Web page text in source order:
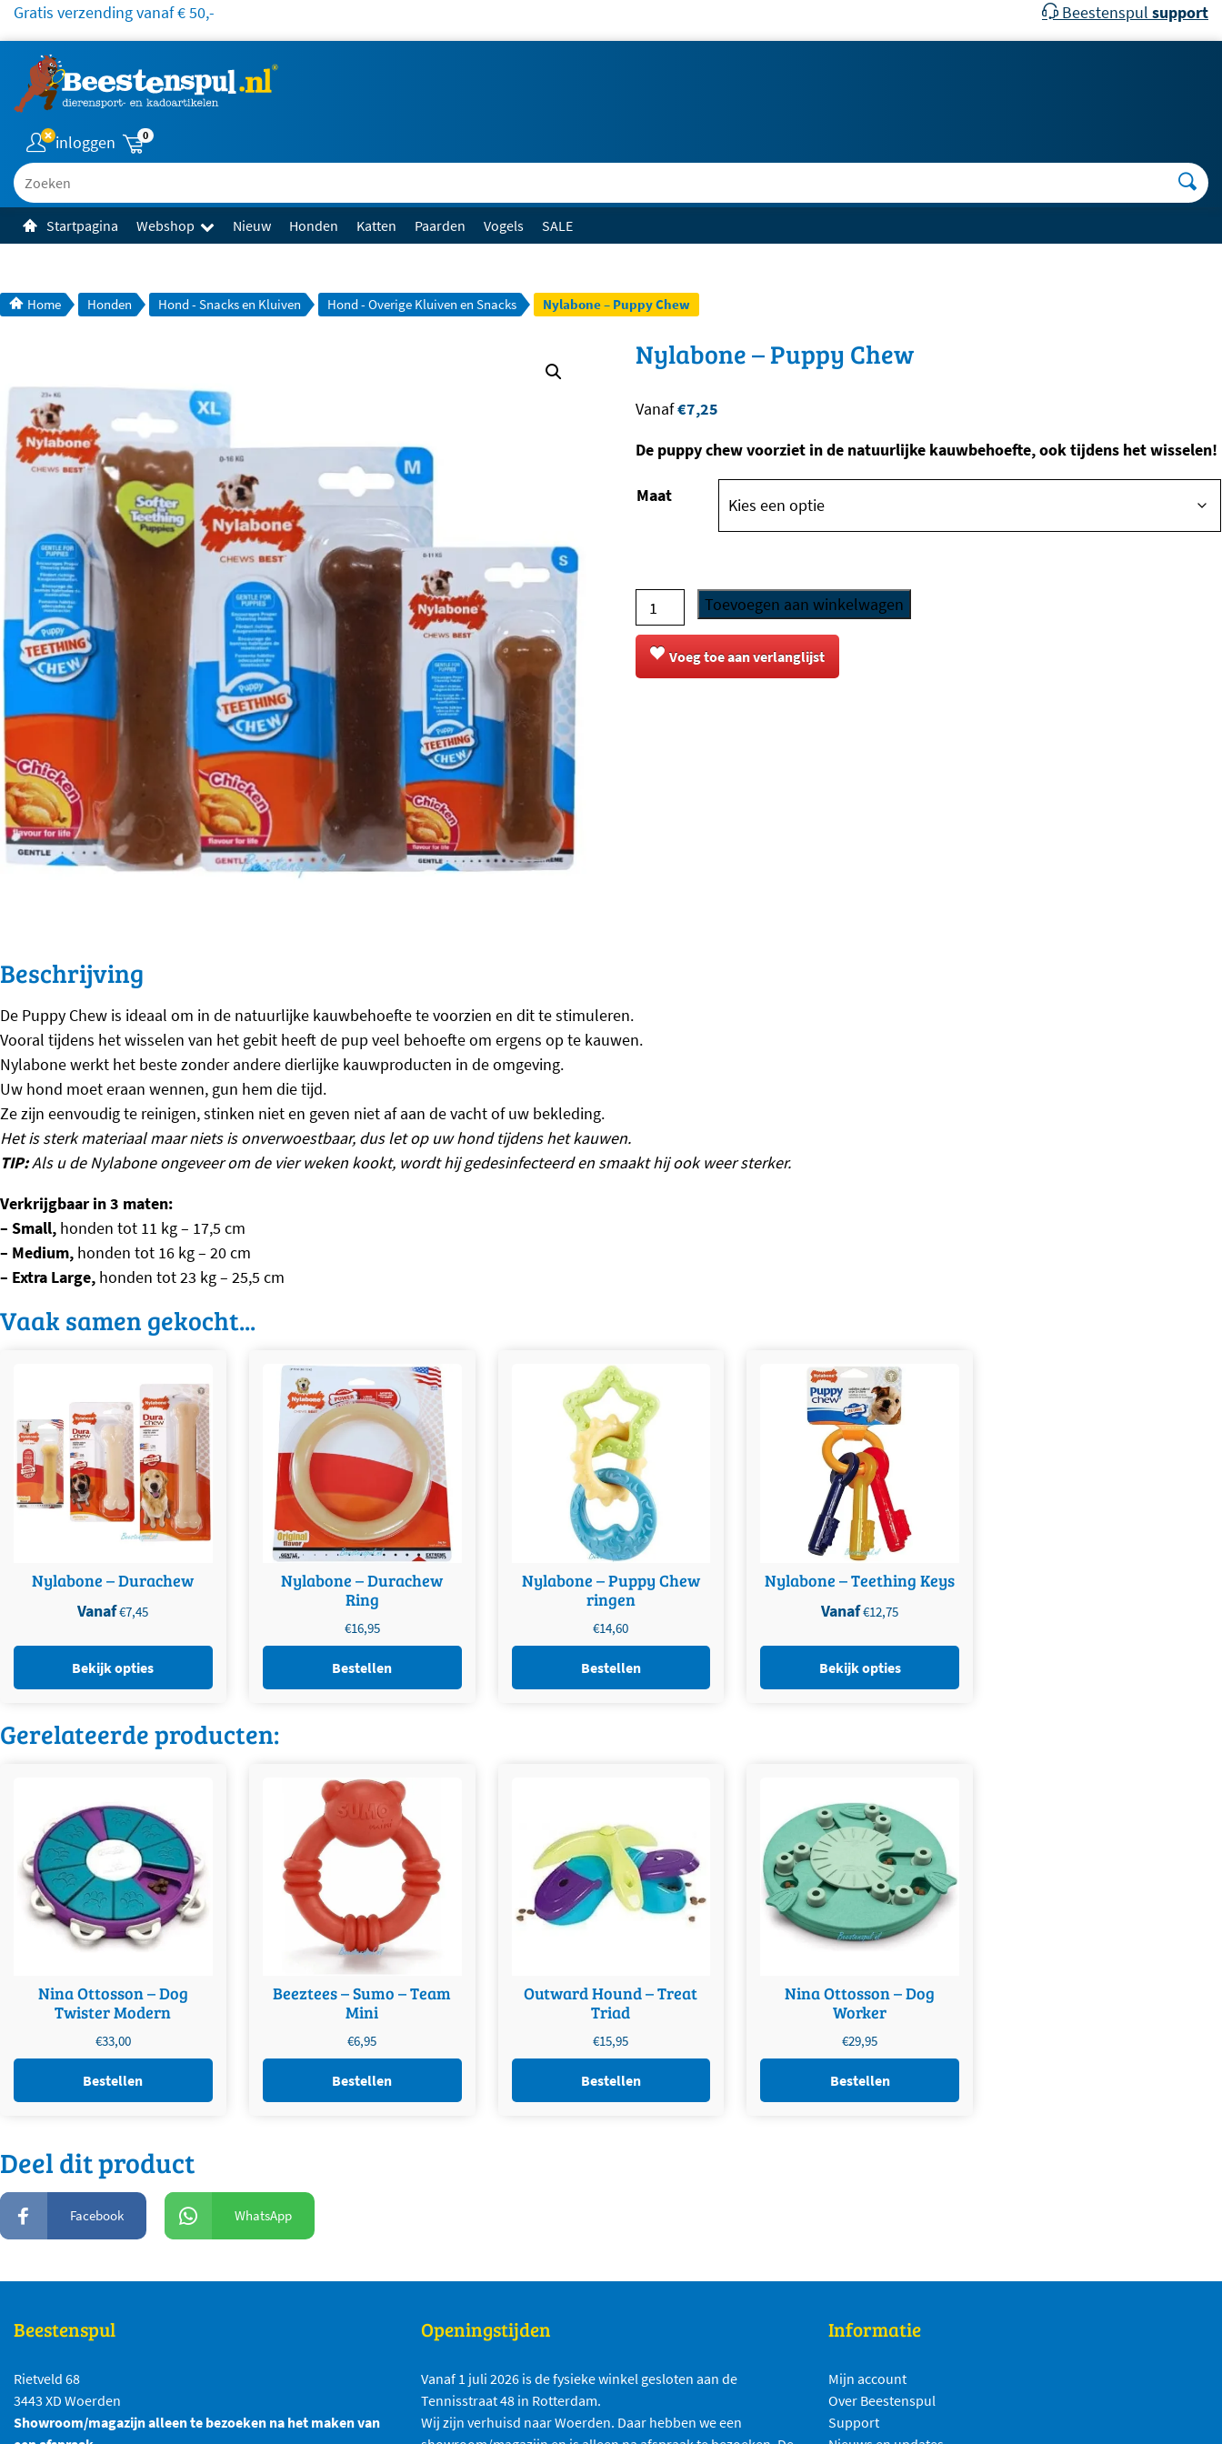
Gratis verzending vanaf € 50,- Beestenspul support
inloggen 0
Zoeken
Startpagina Webshop Nieuw Honden Katten Paarden Vogels SALE
Home Honden Hond - Snacks en Kluiven Hond - Overige Kluiven en Snacks Nylabone – Puppy Chew
Nylabone – Puppy Chew
Vanaf€7,25
De puppy chew voorziet in de natuurlijke kauwbehoefte, ook tijdens het wisselen!
Maat
Nylabone
-
Puppy
Chew
Toevoegen aan winkelwagen
Voeg toe aan verlanglijst
Beschrijving
De Puppy Chew is ideaal om in de natuurlijke kauwbehoefte te voorzien en dit te stimuleren.
Vooral tijdens het wisselen van het gebit heeft de pup veel behoefte om ergens op te kauwen.
Nylabone werkt het beste zonder andere dierlijke kauwproducten in de omgeving.
Uw hond moet eraan wennen, gun hem die tijd.
Ze zijn eenvoudig te reinigen, stinken niet en geven niet af aan de vacht of uw bekleding.
Het is sterk materiaal maar niets is onverwoestbaar, dus let op uw hond tijdens het kauwen.
TIP:Als u de Nylabone ongeveer om de vier weken kookt, wordt hij gedesinfecteerd en smaakt hij ook weer sterker.
Verkrijgbaar in 3 maten:
– Small, honden tot 11 kg – 17,5 cm
– Medium, honden tot 16 kg – 20 cm
– Extra Large, honden tot 23 kg – 25,5 cm
Vaak samen gekocht...
Nylabone – Durachew
Vanaf€7,45
Bekijk opties
variaties. Deze optie kan
gekozen worden op de
productpagina
Nylabone – Durachew
Ring
€16,95
Bestellen
Nylabone – Puppy Chew
ringen
€14,60
Bestellen
Nylabone – Teething Keys
Vanaf€12,75
Bekijk opties
Dit product heeft meerdere
variaties. Deze optie kan
gekozen worden op de
productpagina
Gerelateerde producten:
Nina Ottosson – Dog
Twister Modern
€33,00
Bestellen
Beeztees – Sumo – Team
Mini
€6,95
Bestellen
Outward Hound – Treat
Triad
€15,95
Bestellen
Nina Ottosson – Dog
Worker
€29,95
Bestellen
Deel dit product
Facebook WhatsApp
Beestenspul
Rietveld 68
3443 XD Woerden
Showroom/magazijn alleen te bezoeken na het maken van
Openingstijden
Vanaf 1 juli 2026 is de fysieke winkel gesloten aan de
Tennisstraat 48 in Rotterdam.
Wij zijn verhuisd naar Woerden. Daar hebben we een
Informatie
Mijn account
Over Beestenspul
Support